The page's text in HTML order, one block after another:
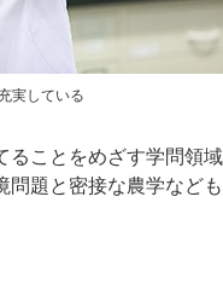
実している
ことをめざす学問領
題と密接な農学など